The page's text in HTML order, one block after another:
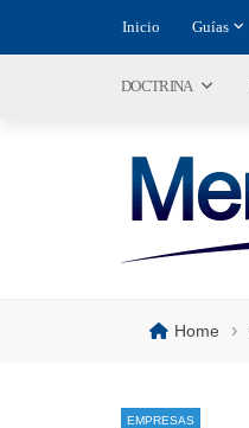
Inicio Guías
DOCTRINA
Home ›
EMPRESAS